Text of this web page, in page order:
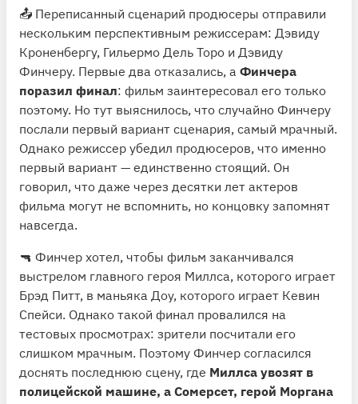
📤 Переписанный сценарий продюсеры отправили
нескольким перспективным режиссерам: Дэвиду
Кроненбергу, Гильермо Дель Торо и Дэвиду
Финчеру. Первые два отказались, а Финчера
поразил финал: фильм заинтересовал его только
поэтому. Но тут выяснилось, что случайно Финчеру
послали первый вариант сценария, самый мрачный.
Однако режиссер убедил продюсеров, что именно
первый вариант — единственно стоящий. Он
говорил, что даже через десятки лет актеров
фильма могут не вспомнить, но концовку запомнят
навсегда.
🔫 Финчер хотел, чтобы фильм заканчивался
выстрелом главного героя Миллса, которого играет
Брэд Питт, в маньяка Доу, которого играет Кевин
Спейси. Однако такой финал провалился на
тестовых просмотрах: зрители посчитали его
слишком мрачным. Поэтому Финчер согласился
доснять последнюю сцену, где Миллса увозят в
полицейской машине, а Сомерсет, герой Моргана